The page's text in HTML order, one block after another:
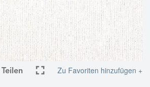
Teilen Zu Favoriten hinzufügen +